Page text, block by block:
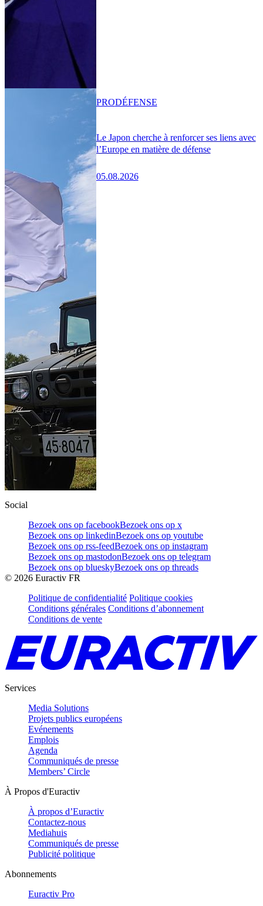
Le Japon cherche à renforcer ses liens avec
l’Europe en matière de défense
05.08.2026
PRODÉFENSE
Social
Bezoek ons op facebookBezoek ons op x
Bezoek ons op linkedinBezoek ons op youtube
Bezoek ons op rss-feedBezoek ons op instagram
Bezoek ons op mastodonBezoek ons op telegram
Bezoek ons op blueskyBezoek ons op threads
© 2026 Euractiv FR
Politique de confidentialité Politique cookies
Conditions générales Conditions d’abonnement
Conditions de vente
Services
Media Solutions
Projets publics européens
Evénements
Emplois
Agenda
Communiqués de presse
Members’ Circle
À Propos d'Euractiv
À propos d’Euractiv
Contactez-nous
Mediahuis
Communiqués de presse
Publicité politique
Abonnements
Euractiv Pro